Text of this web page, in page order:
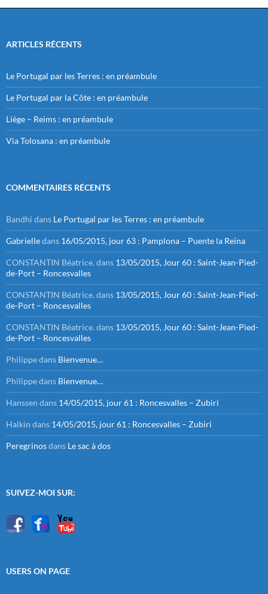
ARTICLES RÉCENTS
Le Portugal par les Terres : en préambule
Le Portugal par la Côte : en préambule
Liège – Reims : en préambule
Via Tolosana : en préambule
COMMENTAIRES RÉCENTS
Bandhi dans Le Portugal par les Terres : en préambule
Gabrielledans 16/05/2015, jour 63 : Pamplona – Puente la Reina
CONSTANTIN Béatrice. dans 13/05/2015, Jour 60 : Saint-Jean-Pied-
de-Port – Roncesvalles
CONSTANTIN Béatrice. dans 13/05/2015, Jour 60 : Saint-Jean-Pied-
de-Port – Roncesvalles
CONSTANTIN Béatrice. dans 13/05/2015, Jour 60 : Saint-Jean-Pied-
de-Port – Roncesvalles
Philippedans Bienvenue…
Philippedans Bienvenue…
Hanssen dans 14/05/2015, jour 61 : Roncesvalles – Zubiri
Halkin dans 14/05/2015, jour 61 : Roncesvalles – Zubiri
Peregrinosdans Le sac à dos
SUIVEZ-MOI SUR:
USERS ON PAGE